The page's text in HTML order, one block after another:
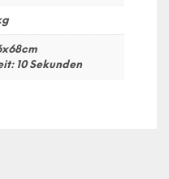
10 Sekunden